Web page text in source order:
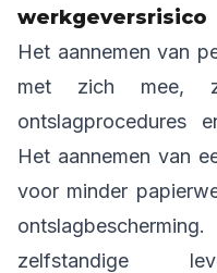
werkgeversrisico
Het aannemen van
met zich mee,
ontslagprocedures
Het aannemen van
voor minder
zelfstandige